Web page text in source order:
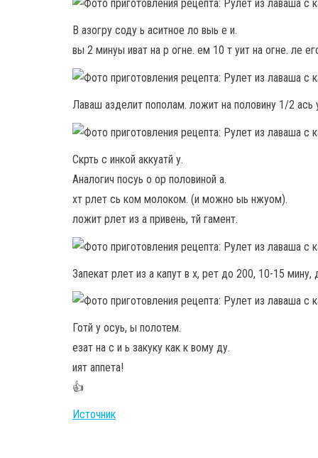
В азогру соду ь аситное ло выь е и.
вы 2 минуы иват на р огне. ем 10 т уит на огне. ле
Лаваш азделит пополам. ложит на половину 1/2
Скрть с инкой аккуатй у.
Аналогич посуь о ор половиной а.
хт рлет сь ком молоком. (и можно ыь нжуом).
ложит рлет из а привень, тй гамент.
Запекат рлет из а капут в х, рет до 200, 10-15 мину,
Готй у осуь, ы полотем.
езат на с и ь закуку как к вому ду.
ият аппета!
👍
Источник